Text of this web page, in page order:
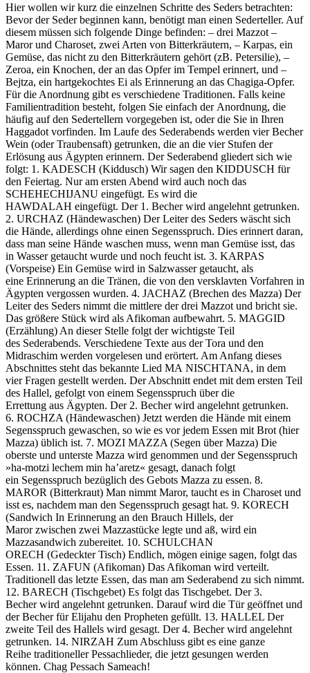
Hier wollen wir kurz die einzelnen Schritte des Seders betrachten:
Bevor der Seder beginnen kann, benötigt man einen Sederteller. Auf
diesem müssen sich folgende Dinge befinden: – drei Mazzot –
Maror und Charoset, zwei Arten von Bitterkräutern, – Karpas, ein
Gemüse, das nicht zu den Bitterkräutern gehört (zB. Petersilie), –
Zeroa, ein Knochen, der an das Opfer im Tempel erinnert, und –
Bejtza, ein hartgekochtes Ei als Erinnerung an das Chagiga-Opfer.
Für die Anordnung gibt es verschiedene Traditionen. Falls keine
Familientradition besteht, folgen Sie einfach der Anordnung, die
häufig auf den Sedertellern vorgegeben ist, oder die Sie in Ihren
Haggadot vorfinden. Im Laufe des Sederabends werden vier Becher
Wein (oder Traubensaft) getrunken, die an die vier Stufen der
Erlösung aus Ägypten erinnern. Der Sederabend gliedert sich wie
folgt: 1. KADESCH (Kiddusch) Wir sagen den KIDDUSCH für
den Feiertag. Nur am ersten Abend wird auch noch das
SCHEHECHIJANU eingefügt. Es wird die
HAWDALAH eingefügt. Der 1. Becher wird angelehnt getrunken.
2. URCHAZ (Händewaschen) Der Leiter des Seders wäscht sich
die Hände, allerdings ohne einen Segensspruch. Dies erinnert daran,
dass man seine Hände waschen muss, wenn man Gemüse isst, das
in Wasser getaucht wurde und noch feucht ist. 3. KARPAS
(Vorspeise) Ein Gemüse wird in Salzwasser getaucht, als
eine Erinnerung an die Tränen, die von den versklavten Vorfahren in
Ägypten vergossen wurden. 4. JACHAZ (Brechen des Mazza) Der
Leiter des Seders nimmt die mittlere der drei Mazzot und bricht sie.
Das größere Stück wird als Afikoman aufbewahrt. 5. MAGGID
(Erzählung) An dieser Stelle folgt der wichtigste Teil
des Sederabends. Verschiedene Texte aus der Tora und den
Midraschim werden vorgelesen und erörtert. Am Anfang dieses
Abschnittes steht das bekannte Lied MA NISCHTANA, in dem
vier Fragen gestellt werden. Der Abschnitt endet mit dem ersten Teil
des Hallel, gefolgt von einem Segensspruch über die
Errettung aus Ägypten. Der 2. Becher wird angelehnt getrunken.
6. ROCHZA (Händewaschen) Jetzt werden die Hände mit einem
Segensspruch gewaschen, so wie es vor jedem Essen mit Brot (hier
Mazza) üblich ist. 7. MOZI MAZZA (Segen über Mazza) Die
oberste und unterste Mazza wird genommen und der Segensspruch
»ha-motzi lechem min ha’aretz« gesagt, danach folgt
ein Segensspruch bezüglich des Gebots Mazza zu essen. 8.
MAROR (Bitterkraut) Man nimmt Maror, taucht es in Charoset und
isst es, nachdem man den Segensspruch gesagt hat. 9. KORECH
(Sandwich In Erinnerung an den Brauch Hillels, der
Maror zwischen zwei Mazzastücke legte und aß, wird ein
Mazzasandwich zubereitet. 10. SCHULCHAN
ORECH (Gedeckter Tisch) Endlich, mögen einige sagen, folgt das
Essen. 11. ZAFUN (Afikoman) Das Afikoman wird verteilt.
Traditionell das letzte Essen, das man am Sederabend zu sich nimmt.
12. BARECH (Tischgebet) Es folgt das Tischgebet. Der 3.
Becher wird angelehnt getrunken. Darauf wird die Tür geöffnet und
der Becher für Elijahu den Propheten gefüllt. 13. HALLEL Der
zweite Teil des Hallels wird gesagt. Der 4. Becher wird angelehnt
getrunken. 14. NIRZAH Zum Abschluss gibt es eine ganze
Reihe traditioneller Pessachlieder, die jetzt gesungen werden
können. Chag Pessach Sameach!